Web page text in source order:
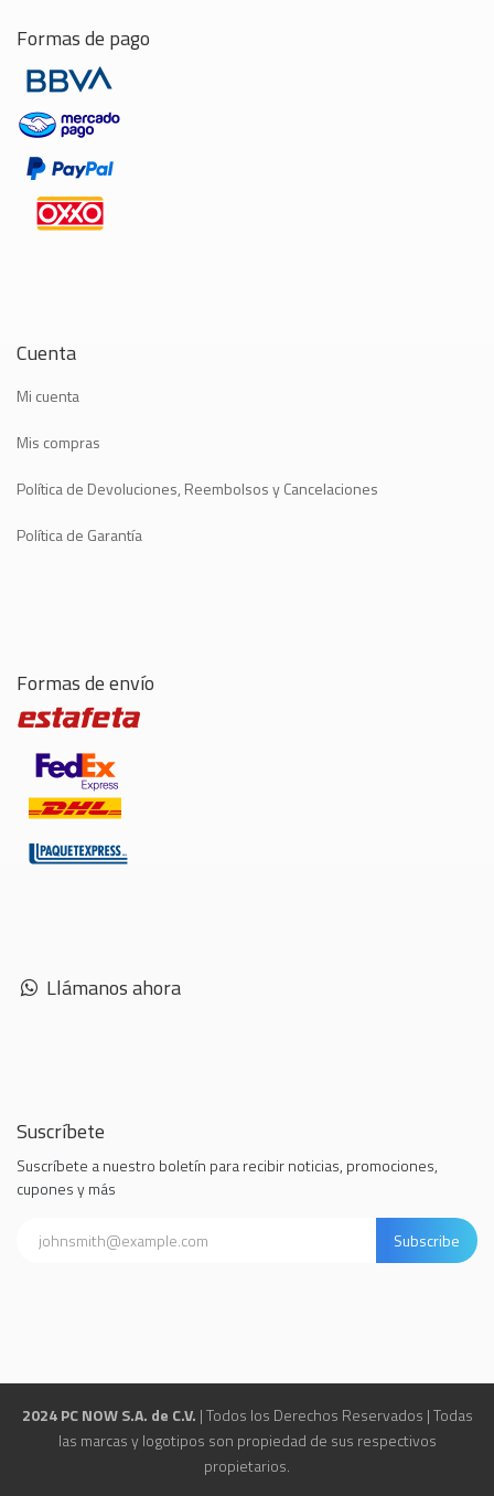
Formas de pago
Cuenta
Mi cuenta
Mis compras
Política de Devoluciones, Reembolsos y Cancelaciones
Política de Garantía
Formas de envío
Llámanos ahora
Suscríbete
Suscríbete a nuestro boletín para recibir noticias, promociones,
cupones y más
Subscribe
2024 PC NOW S.A. de C.V. | Todos los Derechos Reservados | Todas
las marcas y logotipos son propiedad de sus respectivos
propietarios.